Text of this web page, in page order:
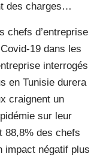
des charges…
chefs d’entreprise
19 dans les
interrogés
en Tunisie durera
craignent un
sur leur
88,8% des chefs
impact négatif plus